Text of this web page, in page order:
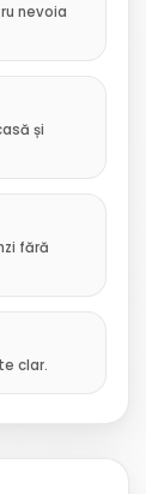
nevoia
și
fără
clar.